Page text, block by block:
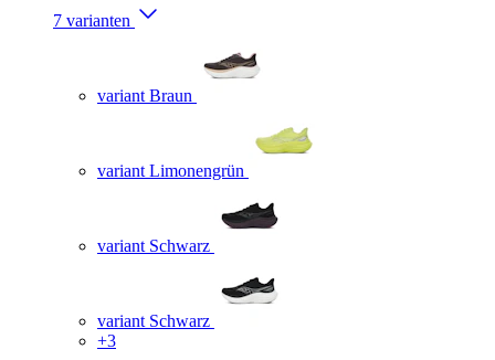
7 varianten
variant Braun
variant Limonengrün
variant Schwarz
variant Schwarz
+3